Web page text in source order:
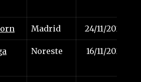
Madrid 24/11/2024
Noreste 16/11/2024